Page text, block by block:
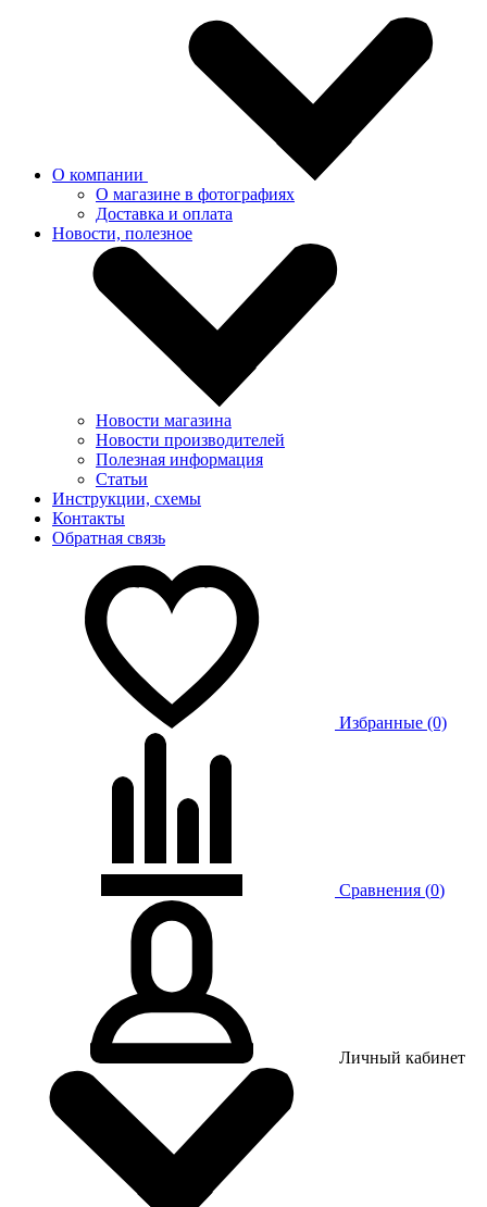
О компании
О магазине в фотографиях
Доставка и оплата
Новости, полезное
Новости магазина
Новости производителей
Полезная информация
Статьи
Инструкции, схемы
Контакты
Обратная связь
Избранные (0)
Сравнения (0)
Личный кабинет